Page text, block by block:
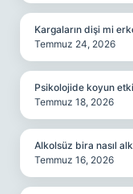
Kargaların dişi mi
Temmuz 24, 2026
Psikolojide koyun
Temmuz 18, 2026
Alkolsüz bira nasıl
Temmuz 16, 2026